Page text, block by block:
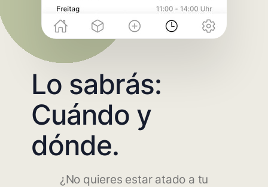
Lo sabrás:
Cuándo y
dónde.
¿No quieres estar atado a tu